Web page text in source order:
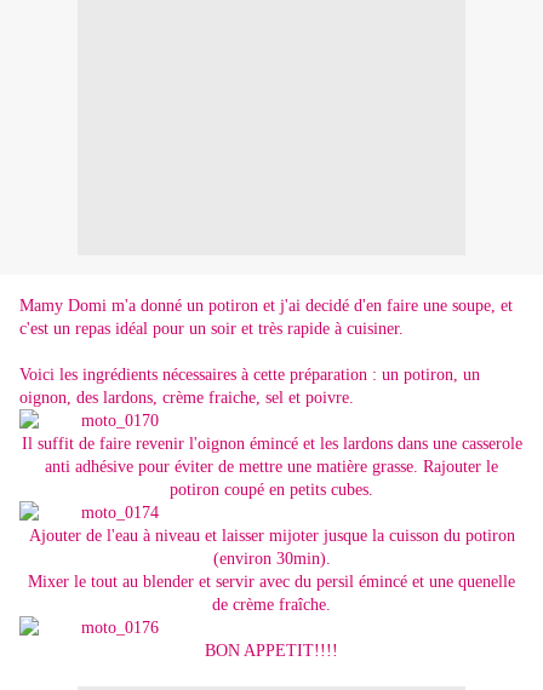
Mamy Domi m'a donné un potiron et j'ai decidé d'en faire une soupe, et
c'est un repas idéal pour un soir et très rapide à cuisiner.
Voici les ingrédients nécessaires à cette préparation : un potiron, un
oignon, des lardons, crème fraiche, sel et poivre.
Il suffit de faire revenir l'oignon émincé et les lardons dans une casserole
anti adhésive pour éviter de mettre une matière grasse. Rajouter le
potiron coupé en petits cubes.
Ajouter de l'eau à niveau et laisser mijoter jusque la cuisson du potiron
(environ 30min).
Mixer le tout au blender et servir avec du persil émincé et une quenelle
de crème fraîche.
BON APPETIT!!!!